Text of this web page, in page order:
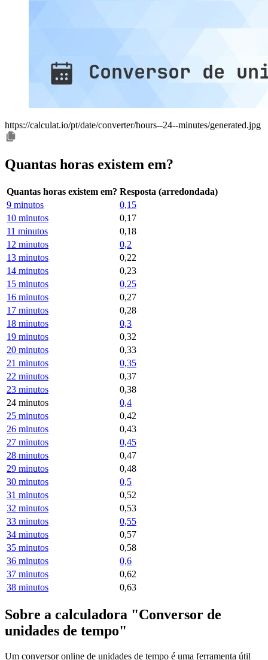
https://calculat.io/pt/date/converter/hours--24--minutes/generated.jpg
Quantas horas existem em?
Quantas horas existem em? Resposta (arredondada)
9 minutos
0,15
10 minutos
0,17
11 minutos
0,18
12 minutos
0,2
13 minutos
0,22
14 minutos
0,23
15 minutos
0,25
16 minutos
0,27
17 minutos
0,28
18 minutos
0,3
19 minutos
0,32
20 minutos
0,33
21 minutos
0,35
22 minutos
0,37
23 minutos
0,38
24 minutos
0,4
25 minutos
0,42
26 minutos
0,43
27 minutos
0,45
28 minutos
0,47
29 minutos
0,48
30 minutos
0,5
31 minutos
0,52
32 minutos
0,53
33 minutos
0,55
34 minutos
0,57
35 minutos
0,58
36 minutos
0,6
37 minutos
0,62
38 minutos
0,63
Sobre a calculadora "Conversor de
unidades de tempo"
Um conversor online de unidades de tempo é uma ferramenta útil